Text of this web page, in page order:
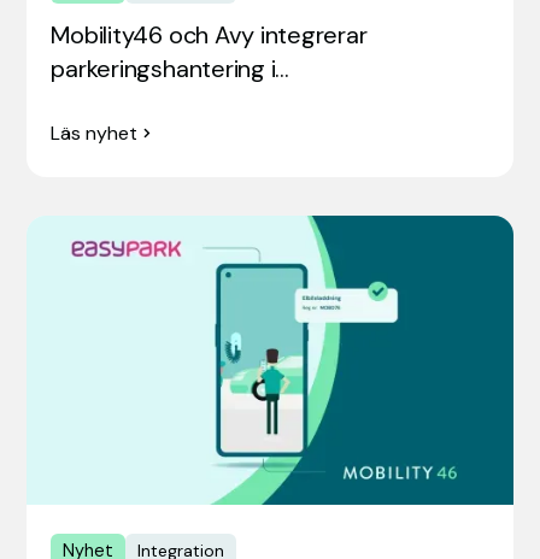
Mobility46 och Avy integrerar
parkeringshantering i…
Läs nyhet
Nyhet Integration